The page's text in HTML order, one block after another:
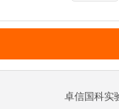
卓信国科实